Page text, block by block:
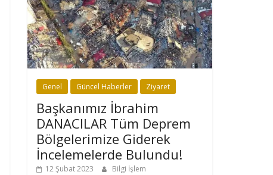
Genel Güncel Haberler Ziyaret
Başkanımız İbrahim
DANACILAR Tüm Deprem
Bölgelerimize Giderek
İncelemelerde Bulundu!
12 Şubat 2023 Bilgi İşlem